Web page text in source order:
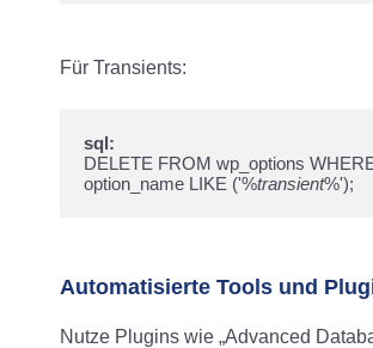
Für Transients:
sql:
DELETE FROM wp_options
option_name LIKE ('%transient%');
Automatisierte Tools und
Nutze Plugins wie „Advanced